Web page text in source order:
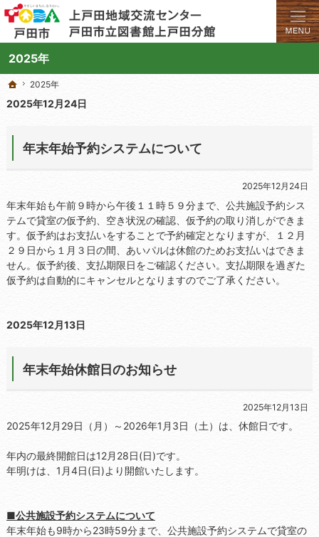
2025年
学びと交流のプラットフォーム。地域の講座や施設をご案内しています。
上戸田地域交流センターや戸田市立図書館上戸田分館の総合案内サイト
ホーム
2025年
2025年12月24日
年末年始予約システムについて
2025年12月24日
年末年始も午前９時から午後１１時５９分まで、公共施設予約シス
テムで貸室の仮予約、空き状況の確認、仮予約の取り消しができま
す。仮予約はお支払いをすることで予約確定となりますが、１２月
２９日から１月３日の間、あいパルは休館のためお支払いはできま
せん。仮予約後、支払期限日をご確認ください。支払期限を過ぎた
仮予約は自動的にキャンセルとなりますのでご了承ください。
2025年12月13日
年末年始休館日のお知らせ
2025年12月13日
2025年12月29日（月）～2026年1月3日（土）は、休館日です。
年内の最終開館日は12月28日(日)です。
年明けは、1月4日(日)より開館いたします。
■公共施設予約システムについて
年末年始も9時から23時59分まで、公共施設予約システムで貸室の
ホーム
2025年